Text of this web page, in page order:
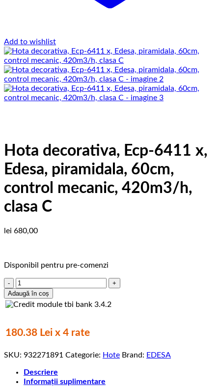
Add to wishlist
Hota decorativa, Ecp-6411 x,
Edesa, piramidala, 60cm,
control mecanic, 420m3/h,
clasa C
lei 680,00
Disponibil pentru pre-comenzi
Cantitate
Hota
decorativa,
x,
Edesa,
60cm,
mecanic,
Adaugă în coș
180.38 Lei x 4 rate
SKU: 932271891 Categorie: Hote Brand: EDESA
Descriere
Informații suplimentare